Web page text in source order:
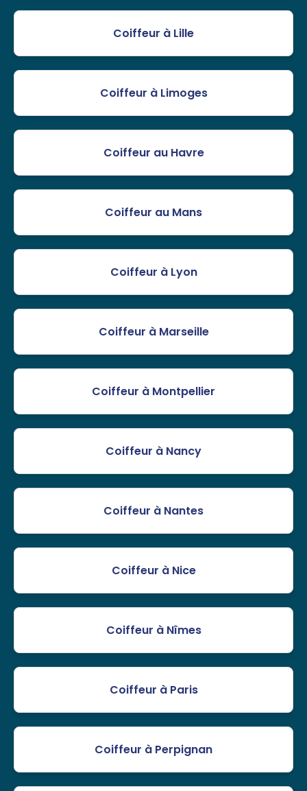
Coiffeur à Lille
Coiffeur à Limoges
Coiffeur au Havre
Coiffeur au Mans
Coiffeur à Lyon
Coiffeur à Marseille
Coiffeur à Montpellier
Coiffeur à Nancy
Coiffeur à Nantes
Coiffeur à Nice
Coiffeur à Nîmes
Coiffeur à Paris
Coiffeur à Perpignan